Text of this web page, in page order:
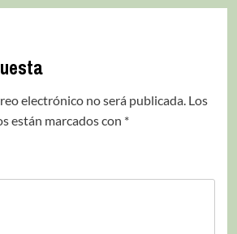
electrónico no será publicada. Los
están marcados con *